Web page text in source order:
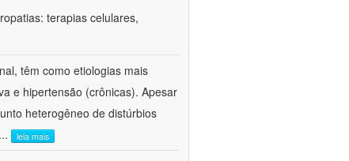
terapias celulares,
têm como etiologias mais
e hipertensão (crônicas). Apesar
heterogêneo de distúrbios
... leia mais